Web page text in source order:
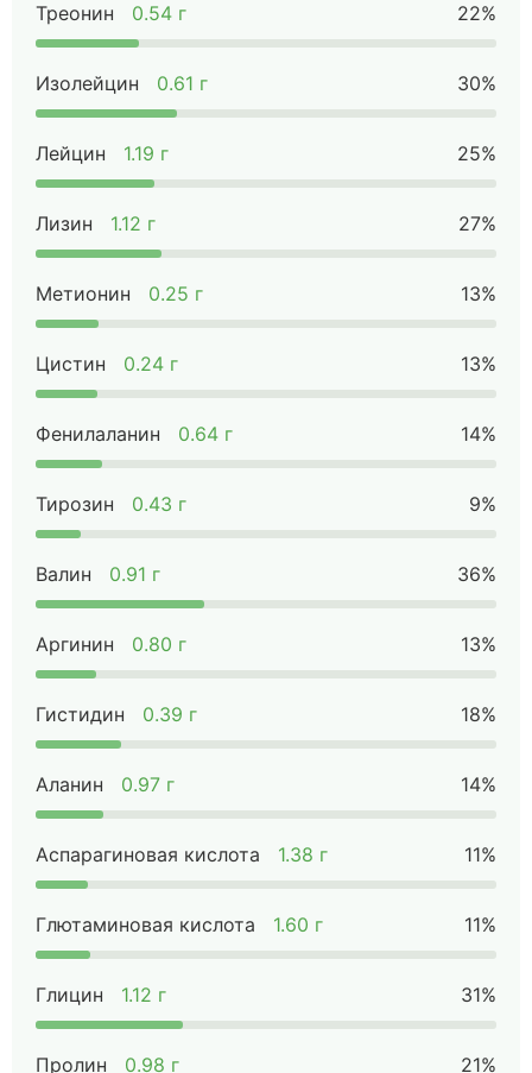
Треонин 0.54 г 22%
Изолейцин 0.61 г 30%
Лейцин 1.19 г 25%
Лизин 1.12 г 27%
Метионин 0.25 г 13%
Цистин 0.24 г 13%
Фенилаланин 0.64 г 14%
Тирозин 0.43 г 9%
Валин 0.91 г 36%
Аргинин 0.80 г 13%
Гистидин 0.39 г 18%
Аланин 0.97 г 14%
Аспарагиновая кислота 1.38 г 11%
Глютаминовая кислота 1.60 г 11%
Глицин 1.12 г 31%
Пролин 0.98 г 21%